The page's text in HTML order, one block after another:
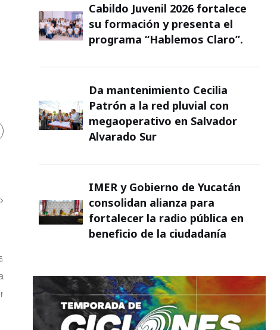
Cabildo Juvenil 2026 fortalece
su formación y presenta el
programa “Hablemos Claro”.
Da mantenimiento Cecilia
Patrón a la red pluvial con
megaoperativo en Salvador
Alvarado Sur
IMER y Gobierno de Yucatán
consolidan alianza para
fortalecer la radio pública en
beneficio de la ciudadanía